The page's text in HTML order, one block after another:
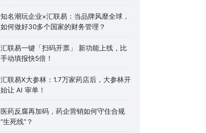
知名潮玩企业×汇联易：当品牌风靡全球，
如何做好30多个国家的财务管理？
汇联易一键「扫码开票」 新功能上线，比
手动填报快5倍！
汇联易X大参林：1.7万家药店后，大参林开
始让 AI 审单！
医药反腐再加码，药企营销如何守住合规
“生死线”？